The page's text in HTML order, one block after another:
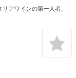
アワインの第一人者、